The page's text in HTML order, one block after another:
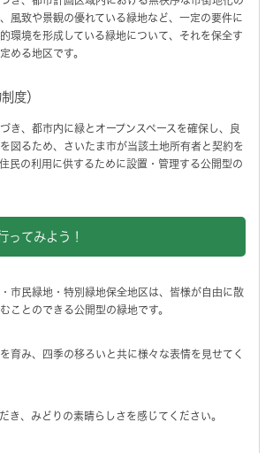
風致や景観の優れている緑地など、一定の要件に
環境を形成している緑地について、それを保全す
める地区です。
度）
き、都市内に緑とオープンスペースを確保し、良
図るため、さいたま市が当該土地所有者と契約を
民の利用に供するために設置・管理する公開型の
ってみよう！
市民緑地・特別緑地保全地区は、皆様が自由に散
ことのできる公開型の緑地です。
育み、四季の移ろいと共に様々な表情を見せてく
き、みどりの素晴らしさを感じてください。